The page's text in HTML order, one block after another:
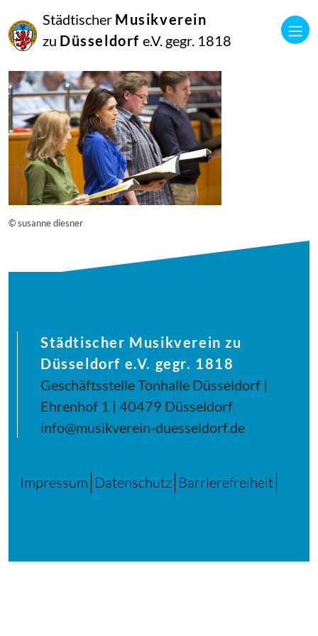
Städtischer Musikverein
zu Düsseldorf e.V. gegr. 1818
September
2014
Manfred Hill
© susanne diesner
Städtischer Musikverein zu
Düsseldorf e.V. gegr. 1818
Geschäftsstelle Tonhalle Düsseldorf |
Ehrenhof 1 | 40479 Düsseldorf
info@musikverein-duesseldorf.de
Impressum Datenschutz Barrierefreiheit